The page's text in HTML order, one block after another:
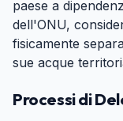
paese a
dell'ONU,
fisicamente
sue acque
Processi di